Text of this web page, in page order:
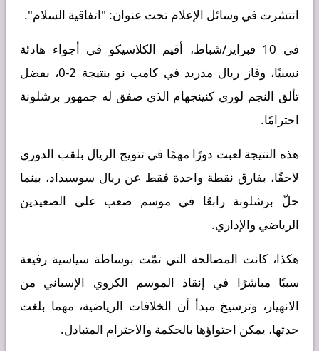
انتشرت في وسائل الإعلام تحت عنوان: "اتفاقية السلام".
في 10 فبراير/شباط، أقيم الكلاسيكو في أجواء هادئة
نسبيًا، وفاز ريال مدريد في كامب نو بنتيجة 2-0، بفضل
تألق النجم لوري كنينجهام الذي صفق له جمهور برشلونة
احترامًا.
هذه النتيجة لعبت دورًا مهمًا في تتويج الريال بلقب الدوري
لاحقًا، بفارق نقطة واحدة فقط عن ريال سوسيداد، بينما
حلّ برشلونة رابعًا في موسم صعب على الصعيدين
الرياضي والإداري.
هكذا، كانت المصالحة التي تمّت بوساطة سياسية رفيعة
سببًا مباشرًا في إنقاذ الموسم الكروي الإسباني من
الانهيار، وترسيخ مبدأ أن الخلافات الرياضية، مهما بلغت
حدتها، يمكن احتواؤها بالحكمة والاحترام المتبادل.